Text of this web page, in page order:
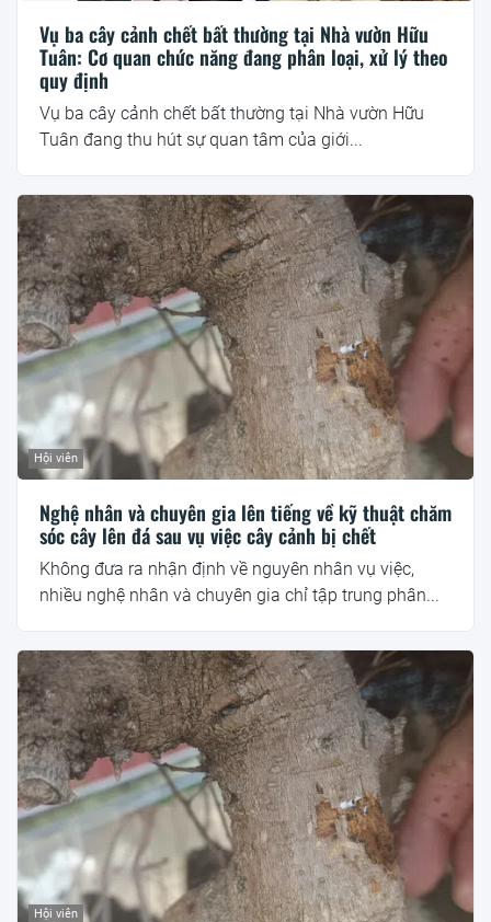
Vụ ba cây cảnh chết bất thường tại Nhà vườn Hữu
Tuân: Cơ quan chức năng đang phân loại, xử lý theo
quy định
Vụ ba cây cảnh chết bất thường tại Nhà vườn Hữu
Tuân đang thu hút sự quan tâm của giới...
Hội viên
Nghệ nhân và chuyên gia lên tiếng về kỹ thuật chăm
sóc cây lên đá sau vụ việc cây cảnh bị chết
Không đưa ra nhận định về nguyên nhân vụ việc,
nhiều nghệ nhân và chuyên gia chỉ tập trung phân...
Hội viên